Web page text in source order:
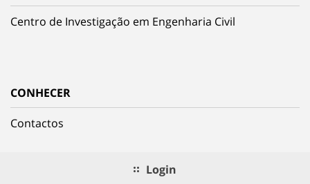
Centro de Investigação em Engenharia Civil
CONHECER
Contactos
Login